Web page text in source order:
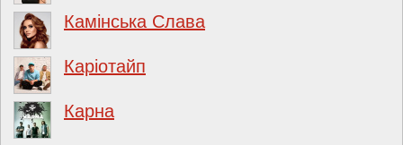
Камінська Слава
Каріотайп
Карна